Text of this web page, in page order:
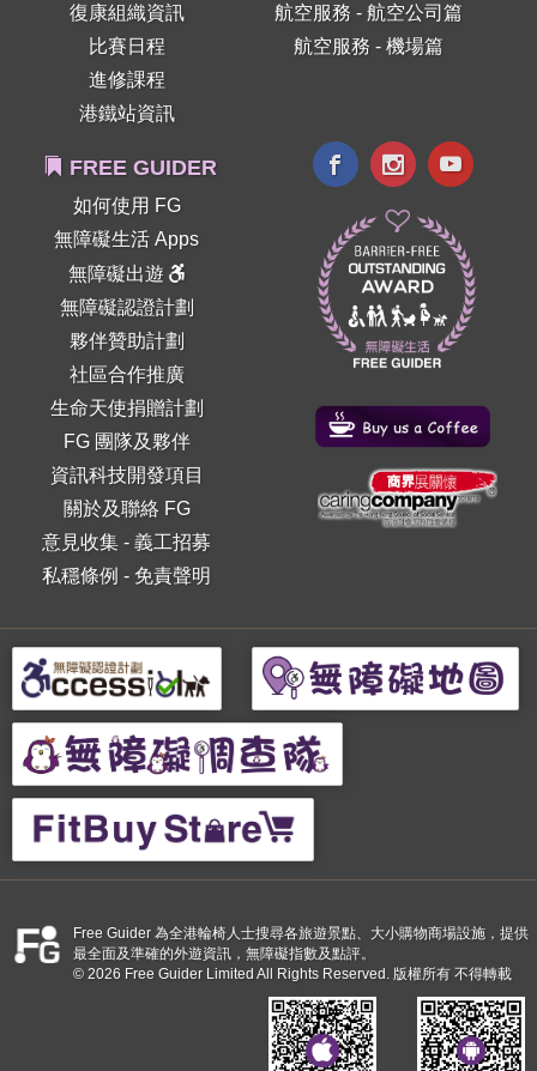
復康組織資訊
比賽日程
進修課程
港鐵站資訊
航空服務 - 航空公司篇
航空服務 - 機場篇
FREE GUIDER
如何使用 FG
無障礙生活 Apps
無障礙出遊
無障礙認證計劃
夥伴贊助計劃
社區合作推廣
生命天使捐贈計劃
FG 團隊及夥伴
資訊科技開發項目
關於及聯絡 FG
意見收集 -義工招募
私穩條例 - 免責聲明
Free Guider 為全港輪椅人士搜尋各旅遊景點、大小購物商場設施，提供
最全面及準確的外遊資訊，無障礙指數及點評。
© 2026 Free Guider Limited All Rights Reserved. 版權所有 不得轉載